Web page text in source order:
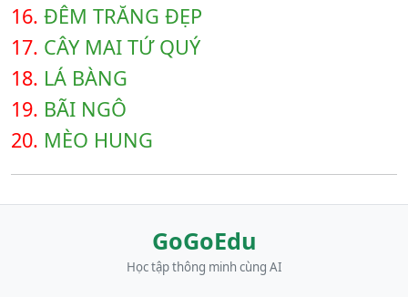
16. ĐÊM TRĂNG ĐẸP
17. CÂY MAI TỨ QUÝ
18. LÁ BÀNG
19. BÃI NGÔ
20. MÈO HUNG
GoGoEdu
Học tập thông minh cùng AI